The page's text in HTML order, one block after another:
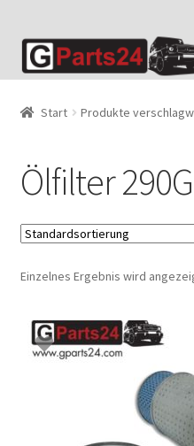
Zur
Navigation
Zum
Inhalt
Start Produkte
Ölfilter
Einzelnes Ergebnis wird